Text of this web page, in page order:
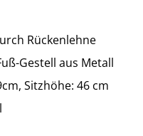
Rückenlehne
Gestell aus Metall
Sitzhöhe: 46 cm